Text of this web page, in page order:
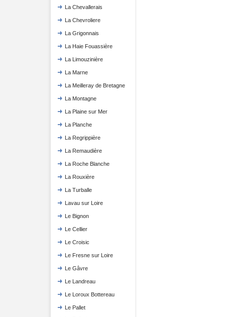
La Chevallerais
La Chevroliere
La Grigonnais
La Haie Fouassière
La Limouzinière
La Marne
La Meilleray de Bretagne
La Montagne
La Plaine sur Mer
La Planche
La Regrippière
La Remaudière
La Roche Blanche
La Rouxière
La Turballe
Lavau sur Loire
Le Bignon
Le Cellier
Le Croisic
Le Fresne sur Loire
Le Gâvre
Le Landreau
Le Loroux Bottereau
Le Pallet